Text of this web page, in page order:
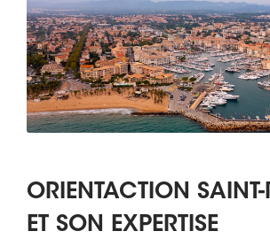
ORIENTACTION
ET SON EXPERTISE